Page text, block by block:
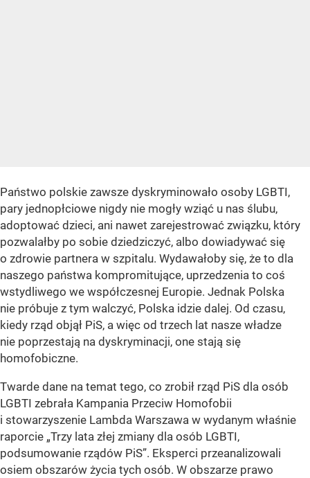
Państwo polskie zawsze dyskryminowało osoby LGBTI,
pary jednopłciowe nigdy nie mogły wziąć u nas ślubu,
adoptować dzieci, ani nawet zarejestrować związku, który
pozwalałby po sobie dziedziczyć, albo dowiadywać się
o zdrowie partnera w szpitalu. Wydawałoby się, że to dla
naszego państwa kompromitujące, uprzedzenia to coś
wstydliwego we współczesnej Europie. Jednak Polska
nie próbuje z tym walczyć, Polska idzie dalej. Od czasu,
kiedy rząd objął PiS, a więc od trzech lat nasze władze
nie poprzestają na dyskryminacji, one stają się
homofobiczne.
Twarde dane na temat tego, co zrobił rząd PiS dla osób
LGBTI zebrała Kampania Przeciw Homofobii
i stowarzyszenie Lambda Warszawa w wydanym właśnie
raporcie „Trzy lata złej zmiany dla osób LGBTI,
podsumowanie rządów PiS”. Eksperci przeanalizowali
osiem obszarów życia tych osób. W obszarze prawo